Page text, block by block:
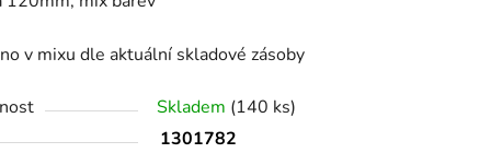
v mixu dle aktuální skladové zásoby
Skladem (140 ks)
1301782